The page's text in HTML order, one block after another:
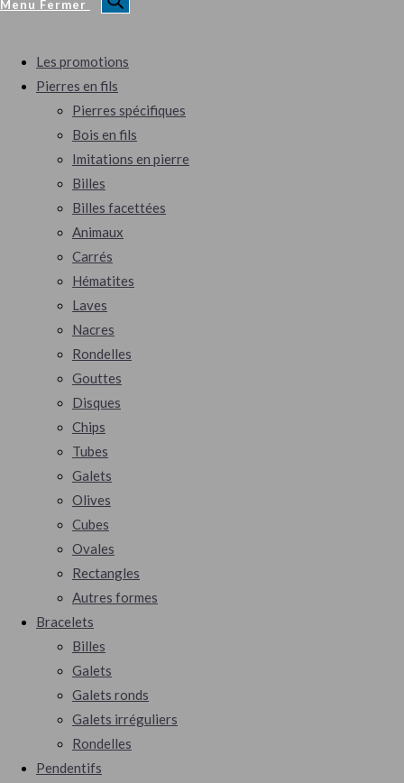
Menu Fermer
Les promotions
Pierres en fils
Pierres spécifiques
Bois en fils
Imitations en pierre
Billes
Billes facettées
Animaux
Carrés
Hématites
Laves
Nacres
Rondelles
Gouttes
Disques
Chips
Tubes
Galets
Olives
Cubes
Ovales
Rectangles
Autres formes
Bracelets
Billes
Galets
Galets ronds
Galets irréguliers
Rondelles
Pendentifs